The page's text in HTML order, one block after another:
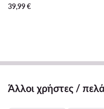
39,99€
Άλλοι χρήστες /